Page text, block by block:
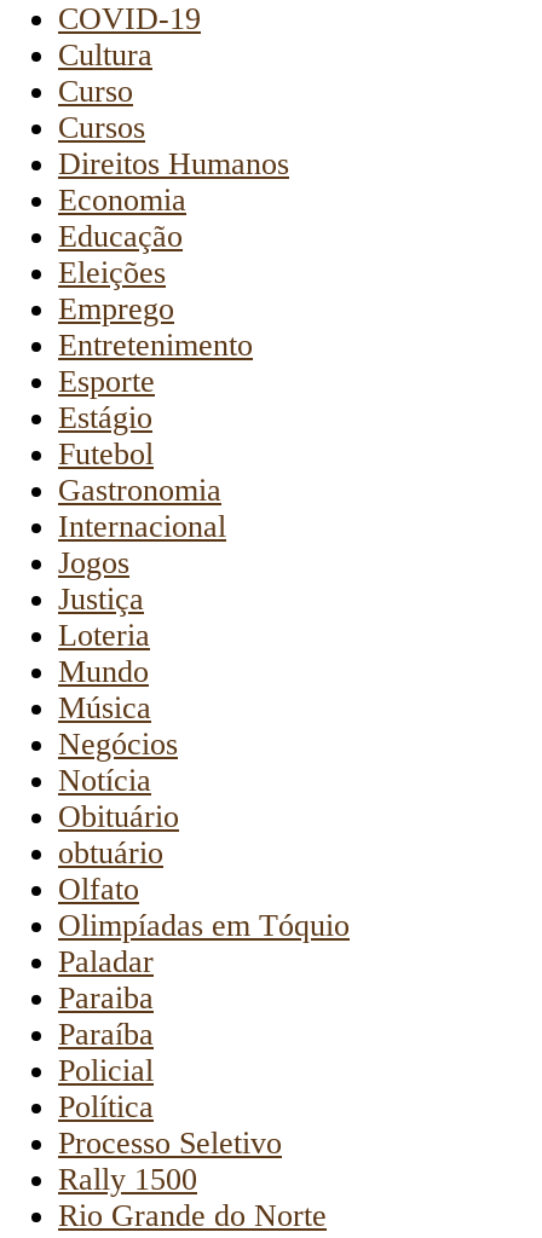
COVID-19
Cultura
Curso
Cursos
Direitos Humanos
Economia
Educação
Eleições
Emprego
Entretenimento
Esporte
Estágio
Futebol
Gastronomia
Internacional
Jogos
Justiça
Loteria
Mundo
Música
Negócios
Notícia
Obituário
obtuário
Olfato
Olimpíadas em Tóquio
Paladar
Paraiba
Paraíba
Policial
Política
Processo Seletivo
Rally 1500
Rio Grande do Norte